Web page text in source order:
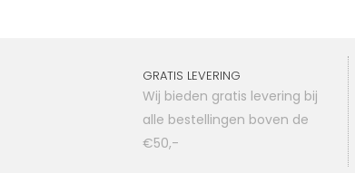
GRATIS LEVERING
Wij bieden gratis levering bij
alle bestellingen boven de
€50,-